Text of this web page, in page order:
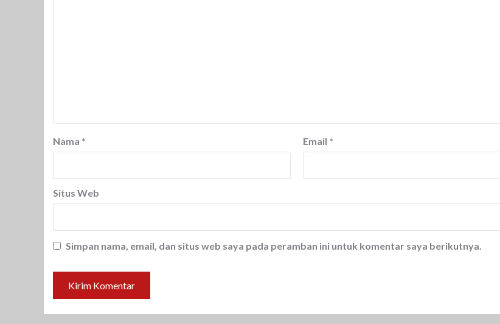
Nama * Email *
Situs Web
Simpan nama, email, dan situs web saya pada peramban ini untuk komentar saya berikutnya.